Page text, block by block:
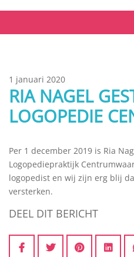
1 januari 2020
RIA NAGEL
LOGOPEDIE
Per 1 december 2019 is Ria
Logopediepraktijk
logopedist en wij zijn erg blij
versterken.
DEEL DIT BERICHT